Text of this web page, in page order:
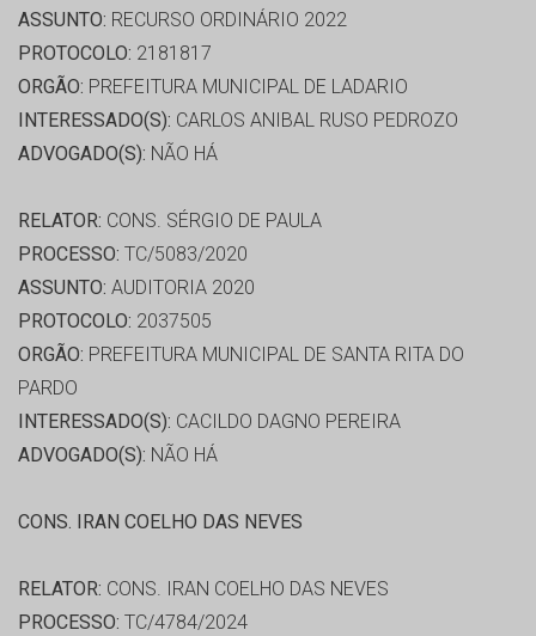
ASSUNTO: RECURSO ORDINÁRIO 2022
PROTOCOLO: 2181817
ORGÃO: PREFEITURA MUNICIPAL DE LADARIO
INTERESSADO(S): CARLOS ANIBAL RUSO PEDROZO
ADVOGADO(S): NÃO HÁ
RELATOR: CONS. SÉRGIO DE PAULA
PROCESSO: TC/5083/2020
ASSUNTO: AUDITORIA 2020
PROTOCOLO: 2037505
ORGÃO: PREFEITURA MUNICIPAL DE SANTA RITA DO
PARDO
INTERESSADO(S): CACILDO DAGNO PEREIRA
ADVOGADO(S): NÃO HÁ
CONS. IRAN COELHO DAS NEVES
RELATOR: CONS. IRAN COELHO DAS NEVES
PROCESSO: TC/4784/2024